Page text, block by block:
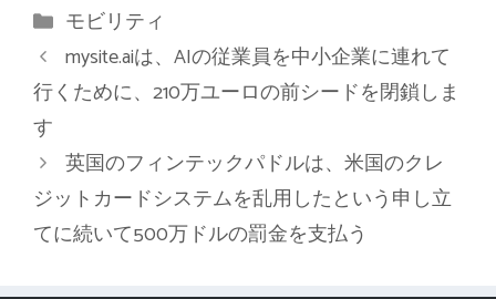
カ
テ
ゴ
リ
モビリティ
mysite.aiは、AIの従業員を中小企業に連れて
行くために、210万ユーロの前シードを閉鎖しま
す
英国のフィンテックパドルは、米国のクレ
ジットカードシステムを乱用したという申し立
てに続いて500万ドルの罰金を支払う